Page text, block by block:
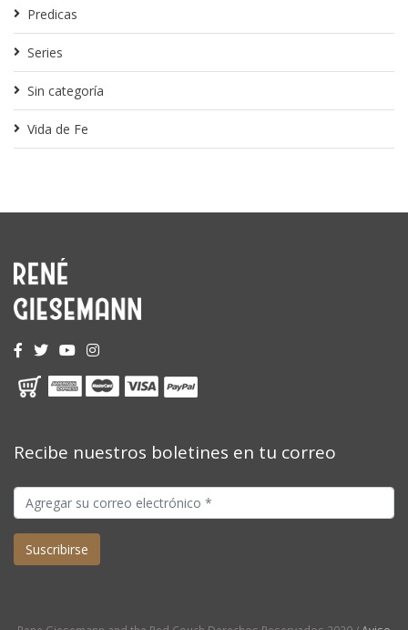
Predicas
Series
Sin categoría
Vida de Fe
Recibe nuestros boletines en tu correo